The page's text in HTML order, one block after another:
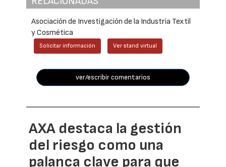
Asociación de Investigación de la Industria Textil
y Cosmética
Solicitar información Ver stand virtual
ver/escribir comentarios
AXA destaca la gestión
del riesgo como una
palanca clave para que